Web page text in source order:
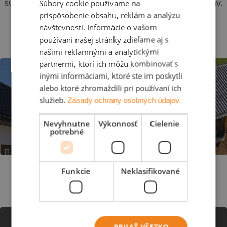
swissporTON podčiarkujú krásu a štýl rôznych domov.
Nájdeš tu množstvo inšpirácií, ktoré Ti pomôžu
predstaviť si vysnívanú strechu. Obdivuj kvalitu a
estetiku našich produktov.
Súbory cookie používame na
prispôsobenie obsahu, reklám a analýzu
návštevnosti. Informácie o vašom
používaní našej stránky zdieľame aj s
našimi reklamnými a analytickými
partnermi, ktorí ich môžu kombinovať s
inými informáciami, ktoré ste im poskytli
alebo ktoré zhromaždili pri používaní ich
služieb.Zásady ochrany osobných údajov
Nevyhnutne
potrebné
Výkonnosť Cielenie
Funkcie Neklasifikované